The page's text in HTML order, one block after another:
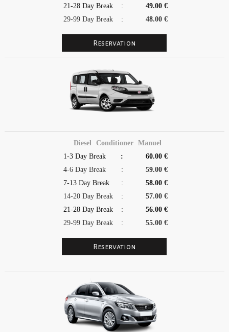
21-28 Day Break :
49.00 €
29-99 Day Break
: 48.00 €
Diesel Conditioner
Manuel
1-3 Day Break
:
60.00 €
4-6 Day Break
:
59.00 €
7-13 Day Break
:
58.00 €
14-20 Day Break
:
57.00 €
21-28 Day Break
:
56.00 €
29-99 Day Break
: 55.00 €